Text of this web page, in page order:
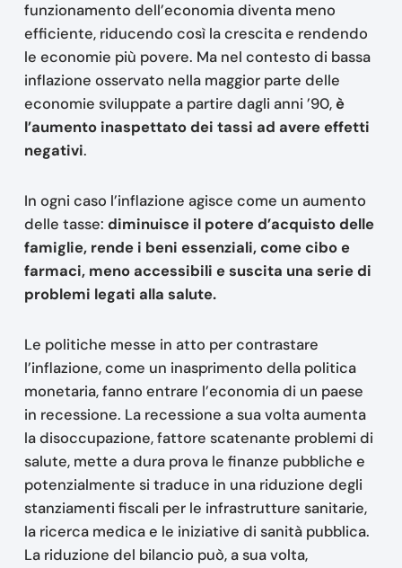
funzionamento dell’economia diventa meno
efficiente, riducendo così la crescita e rendendo
le economie più povere. Ma nel contesto di bassa
inflazione osservato nella maggior parte delle
economie sviluppate a partire dagli anni ’90,è
l’aumento inaspettato dei tassi ad avere effetti
negativi.
In ogni caso l’inflazione agisce come un aumento
delle tasse: diminuisce il potere d’acquisto delle
famiglie, rende i beni essenziali, come cibo e
farmaci, meno accessibili e suscita una serie di
problemi legati alla salute.
Le politiche messe in atto per contrastare
l’inflazione, come un inasprimento della politica
monetaria, fanno entrare l’economia di un paese
in recessione. La recessione a sua volta aumenta
la disoccupazione, fattore scatenante problemi di
salute, mette a dura prova le finanze pubbliche e
potenzialmente si traduce in una riduzione degli
stanziamenti fiscali per le infrastrutture sanitarie,
la ricerca medica e le iniziative di sanità pubblica.
La riduzione del bilancio può, a sua volta,